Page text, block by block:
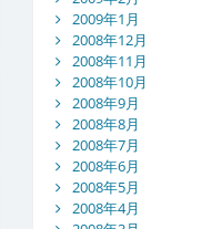
2009年1月
2008年12月
2008年11月
2008年10月
2008年9月
2008年8月
2008年7月
2008年6月
2008年5月
2008年4月